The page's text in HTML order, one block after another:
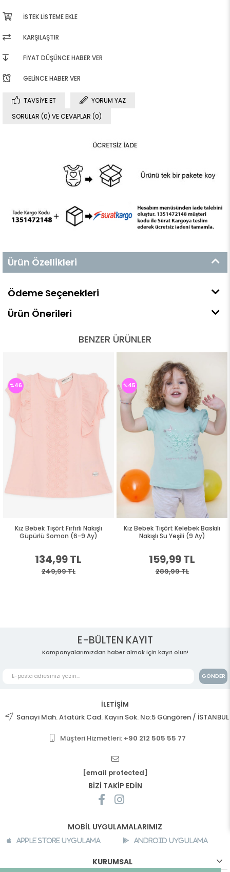
İSTEK LISTEME EKLE
KARŞILAŞTIR
FIYAT DÜŞÜNCE HABER VER
GELINCE HABER VER
TAVSIYE ET
YORUM YAZ
SORULAR (0) VE CEVAPLAR (0)
Ürün Özellikleri
Ödeme Seçenekleri
Ürün Önerileri
BENZER ÜRÜNLER
Kız Bebek Tişört Fırfırlı Nakışlı
Güpürlü Somon (6-9 Ay)
134,99 TL
249,99 TL
%46
Kız Bebek Tişört Kelebek Baskılı
Nakışlı Su Yeşili (9 Ay)
159,99 TL
289,99 TL
%45
E-BÜLTEN KAYIT
Kampanyalarımızdan haber almak için kayıt olun!
GÖNDER
İLETİŞİM
Sanayi Mah. Atatürk Cad. Kayın Sok. No:5 Güngören / İSTANBUL
Müşteri Hizmetleri: +90 212 505 55 77
[email protected]
BİZİ TAKİP EDİN
MOBİL UYGULAMALARIMIZ
Apple Store Uygulama Android Uygulama
KURUMSAL